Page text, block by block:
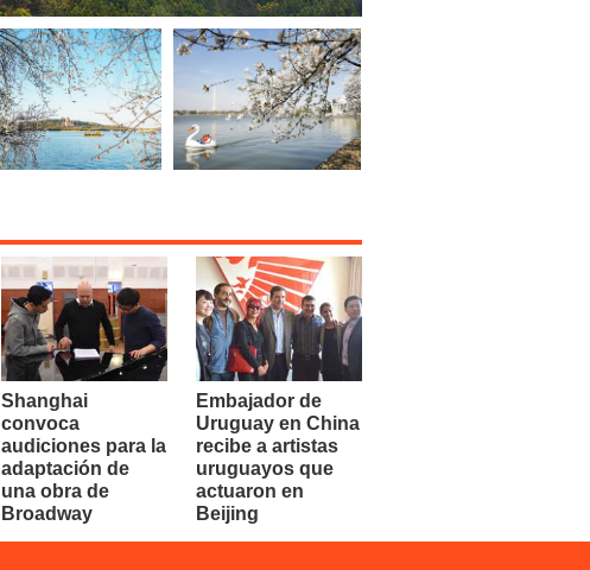
Shanghai
convoca
audiciones para la
adaptación de
una obra de
Broadway
Embajador de
Uruguay en China
recibe a artistas
uruguayos que
actuaron en
Beijing